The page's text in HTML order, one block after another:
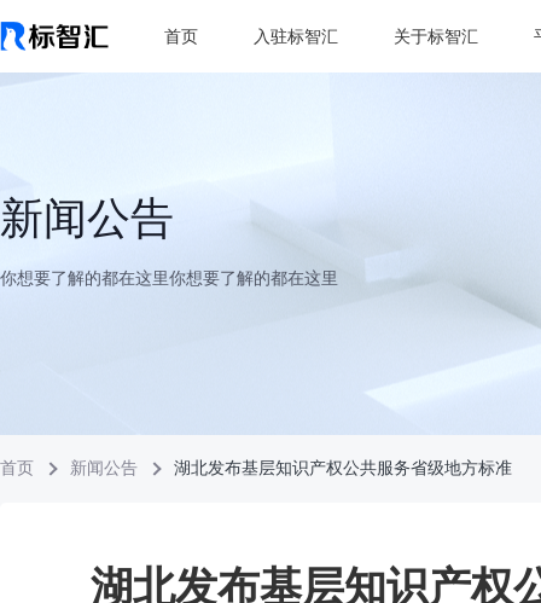
首页 入驻标智汇 关于标智汇
新闻公告
你想要了解的都在这里你想要了解的都在这里
首页 新闻公告 湖北发布基层知识产权公共服务省级地方标准
湖北发布基层知识产权